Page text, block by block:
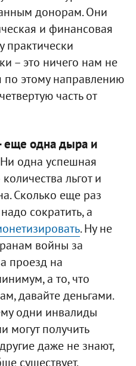
донорам. Они
и финансовая
практически
– это ничего нам не
по этому направлению
часть от
еще одна дыра и
одна успешная
льгот и
Сколько еще раз
сократить, а
. Ну не
войны за
проезд на
а то, что
давайте деньгами.
одни инвалиды
могут получить
даже не знают,
существует.